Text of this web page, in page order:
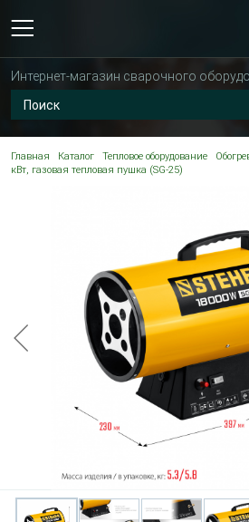
Интернет-магазин сварочного
Главная Каталог Тепловое оборудование
кВт, газовая тепловая пушка (SG-25)